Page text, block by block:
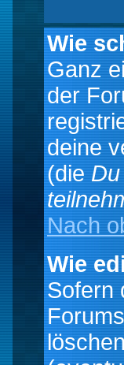
Wie
Ganz
der
deine
(die
Nach
Wie
Sofern